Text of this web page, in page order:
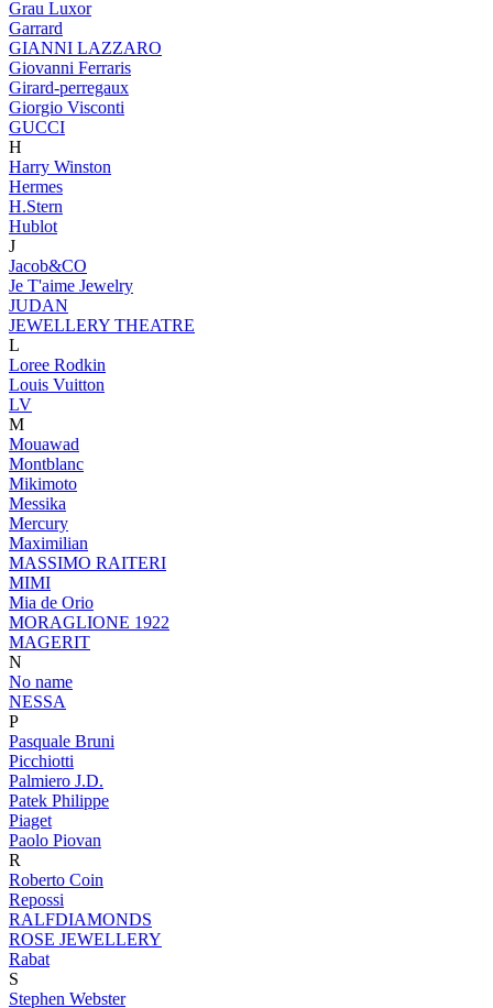
Grau Luxor
Garrard
GIANNI LAZZARO
Giovanni Ferraris
Girard-perregaux
Giorgio Visconti
GUCCI
H
Harry Winston
Hermes
H.Stern
Hublot
J
Jacob&CO
Je T'aime Jewelry
JUDAN
JEWELLERY THEATRE
L
Loree Rodkin
Louis Vuitton
LV
M
Mouawad
Montblanc
Mikimoto
Messika
Mercury
Maximilian
MASSIMO RAITERI
MIMI
Mia de Orio
MORAGLIONE 1922
MAGERIT
N
No name
NESSA
P
Pasquale Bruni
Picchiotti
Palmiero J.D.
Patek Philippe
Piaget
Paolo Piovan
R
Roberto Coin
Repossi
RALFDIAMONDS
ROSE JEWELLERY
Rabat
S
Stephen Webster